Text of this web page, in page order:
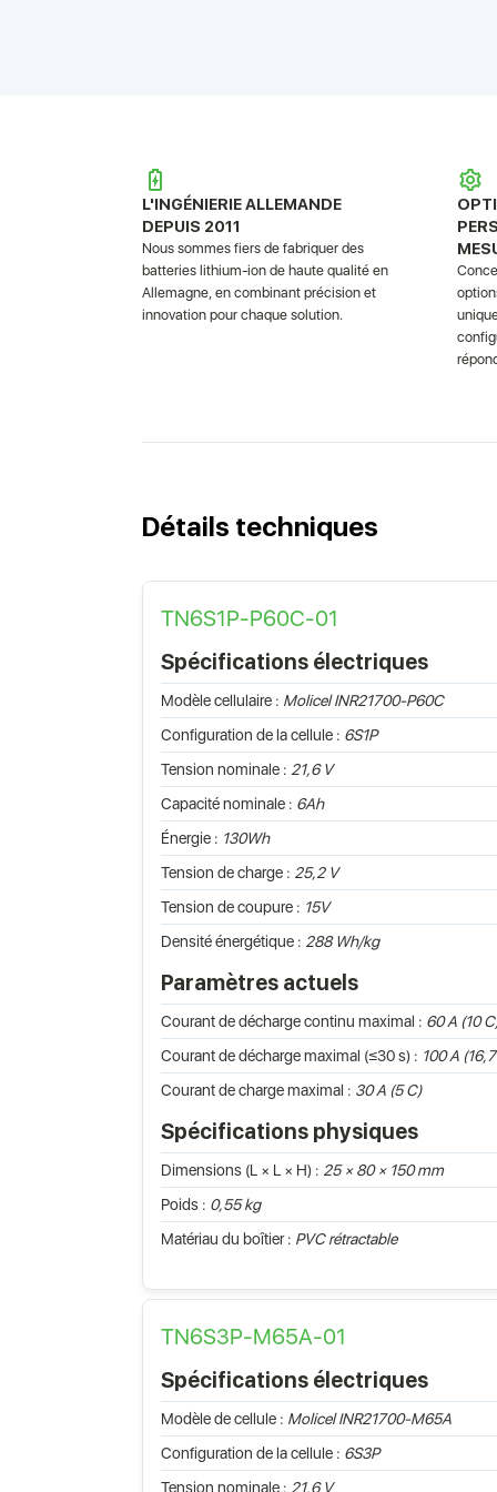
L'INGÉNIERIE ALLEMANDE
DEPUIS 2011
Nous sommes fiers de fabriquer des
batteries lithium-ion de haute qualité en
Allemagne, en combinant précision et
innovation pour chaque solution.
Détails techniques
TN6S1P-P60C-01
Spécifications électriques
Modèle cellulaire : Molicel INR21700-P60C
Configuration de la cellule : 6S1P
Tension nominale : 21,6 V
Capacité nominale : 6Ah
Énergie : 130Wh
Tension de charge : 25,2 V
Tension de coupure : 15V
Densité énergétique : 288 Wh/kg
Paramètres actuels
Courant de décharge continu maximal : 60 A (10
Courant de décharge maximal (≤30 s) : 100 A
Courant de charge maximal : 30 A (5 C)
Spécifications physiques
Dimensions (L × L × H) : 25 × 80 × 150 mm
Poids : 0,55 kg
Matériau du boîtier : PVC rétractable
TN6S3P-M65A-01
Spécifications électriques
Modèle de cellule : Molicel INR21700-M65A
Configuration de la cellule : 6S3P
Tension nominale : 21,6 V